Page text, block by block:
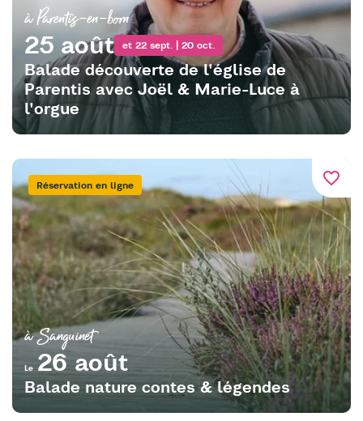
à Parentis-en-born
25 août et 22 sept. | 20 oct.
Balade découverte de l'église de
Parentis avec Joël & Marie-Luce à
l'orgue
favorite_border
Réservation en ligne
à Sanguinet
Le26 août
Balade nature contes & légendes